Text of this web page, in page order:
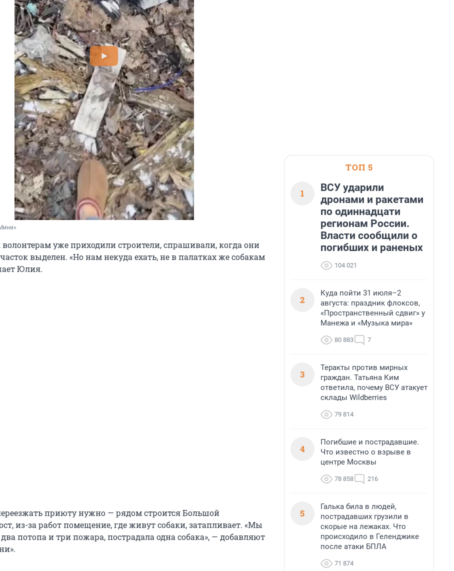
волонтерам уже приходили строители, спрашивали, когда они
выделен. «Но нам некуда ехать, не в палатках же собакам
Юлия.
приюту нужно — рядом строится Большой
из-за работ помещение, где живут собаки, затапливает. «Мы
потопа и три пожара, пострадала одна собака», — добавляют
ТОП 5
1
ВСУ ударили
дронами и ракетами
по одиннадцати
регионам России.
Власти сообщили о
погибших и раненых
104 021
2
Куда пойти 31 июля–2
августа: праздник флоксов,
«Пространственный сдвиг» у
Манежа и «Музыка мира»
80 883 7
3
Теракты против мирных
граждан. Татьяна Ким
ответила, почему ВСУ атакует
склады Wildberries
79 814
4
Погибшие и пострадавшие.
Что известно о взрыве в
центре Москвы
78 858 216
5
Галька била в людей,
пострадавших грузили в
скорые на лежаках. Что
происходило в Геленджике
после атаки БПЛА
71 874